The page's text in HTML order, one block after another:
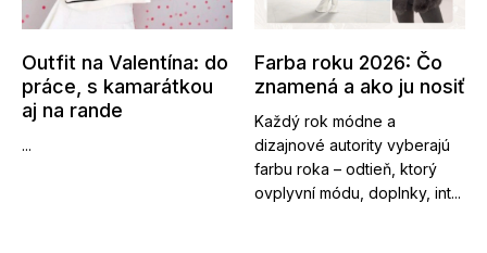
Outfit na Valentína: do
práce, s kamarátkou
aj na rande
...
Farba roku 2026: Čo
znamená a ako ju nosiť
Každý rok módne a
dizajnové autority vyberajú
farbu roka – odtieň, ktorý
ovplyvní módu, doplnky, int...